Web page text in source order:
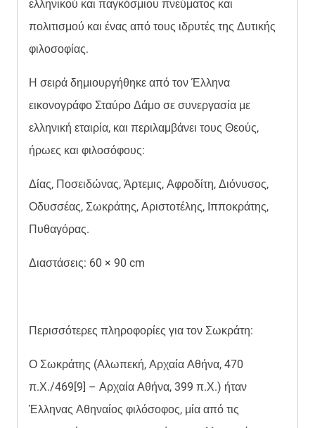
ελληνικού και παγκόσμιου πνεύματος και
πολιτισμού και ένας από τους ιδρυτές της Δυτικής
φιλοσοφίας.
Η σειρά δημιουργήθηκε από τον Έλληνα
εικονογράφο Σταύρο Δάμο σε συνεργασία με
ελληνική εταιρία, και περιλαμβάνει τους Θεούς,
ήρωες και φιλοσόφους:
Δίας, Ποσειδώνας, Άρτεμις, Αφροδίτη, Διόνυσος,
Οδυσσέας, Σωκράτης, Αριστοτέλης, Ιπποκράτης,
Πυθαγόρας.
Διαστάσεις: 60 × 90 cm
Περισσότερες πληροφορίες για τον Σωκράτη:
Ο Σωκράτης (Αλωπεκή, Αρχαία Αθήνα, 470
π.Χ./469[9] – Αρχαία Αθήνα, 399 π.Χ.) ήταν
Έλληνας Αθηναίος φιλόσοφος, μία από τις